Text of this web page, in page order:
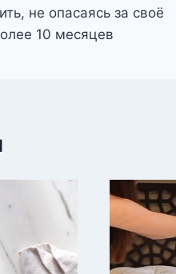
не опасаясь за своё
10 месяцев